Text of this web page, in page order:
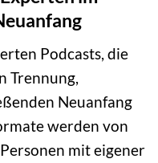
Podcasts, die
Trennung,
Neuanfang
werden von
mit eigener